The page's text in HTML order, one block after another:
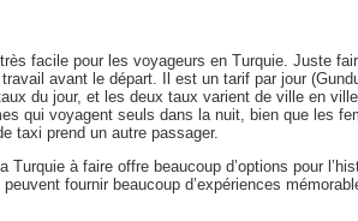
facile pour les voyageurs en Turquie. Juste
avant le départ. Il est un tarif par jour
du jour, et les deux taux varient de ville en
qui voyagent seuls dans la nuit, bien que les
taxi prend un autre passager.
à faire offre beaucoup d’options pour
fournir beaucoup d’expériences